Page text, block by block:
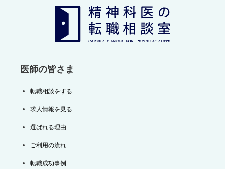
医師の皆さま
転職相談をする
求人情報を見る
選ばれる理由
ご利用の流れ
転職成功事例